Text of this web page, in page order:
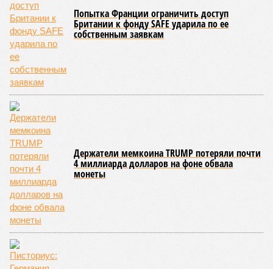
конкретными инженерными работами (усиление
монолитных конструкций, устранение проектных ошибок) –
то по «Станции Л» подобной публичной отчётности
дольщики не видят. Ни Capital Group, ни кураторы
строительства не подтверждают ни соблюдения графика
строительства, ни объёма фактически выполненных работ.
Напрашивается закономерный вопрос: если
декларируемая «Capital Group модель (достраивать
проблемные объекты SSD») сработала на
Лосиноостровской, почему она не масштабируется на
Люблино? И означает ли отсутствие техники на площадке,
что в реальности подрядчик по «Станции Л» ещё даже не
определён?
Митингии палаточные лагеря у объекта в
2025–2026 годах, похоже, не изменили ситуацию.
последние месяцы в личном общении нам перестали
называть даже ориентировочные сроки»
расстроенные дольщики.
Казалось бы, формально ответственность по
достраиванию объекта распределена. Seven Suns